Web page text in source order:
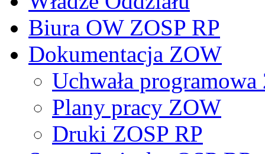
Biura OW ZOSP RP
Dokumentacja ZOW
Uchwała
Plany pracy ZOW
Druki ZOSP RP